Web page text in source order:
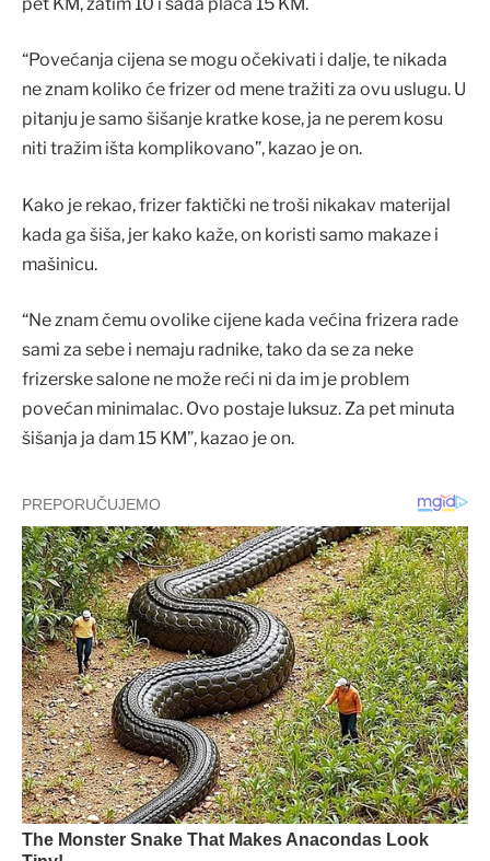
“Povećanja cijena se mogu očekivati i dalje, te nikada
ne znam koliko će frizer od mene tražiti za ovu uslugu. U
pitanju je samo šišanje kratke kose, ja ne perem kosu
niti tražim išta komplikovano”, kazao je on.
Kako je rekao, frizer faktički ne troši nikakav materijal
kada ga šiša, jer kako kaže, on koristi samo makaze i
mašinicu.
“Ne znam čemu ovolike cijene kada većina frizera rade
sami za sebe i nemaju radnike, tako da se za neke
frizerske salone ne može reći ni da im je problem
povećan minimalac. Ovo postaje luksuz. Za pet minuta
šišanja ja dam 15 KM”, kazao je on.